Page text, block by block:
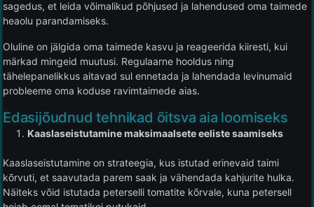
sagedus, et leida võimalikud põhjused ja lahendused oma taimede
heaolu parandamiseks.
Oluline on jälgida oma taimede kasvu ja reageerida kiiresti, kui
märkad mingeid muutusi. Regulaarne hooldus ning
tähelepanelikkus aitavad sul ennetada ja lahendada levinumaid
probleeme oma koduse ravimtaimede aias.
Edasijõudnud tehnikad õitsva aia loomiseks
Kaaslaseistutamine maksimaalsete eeliste saamiseks
Kaaslaseistutamine on strateegia, kus istutad erinevaid taimi
kõrvuti, et saavutada parem saak ja vähendada kahjurite hulka.
Näiteks võid istutada peterselli tomatite kõrvale, kuna petersell